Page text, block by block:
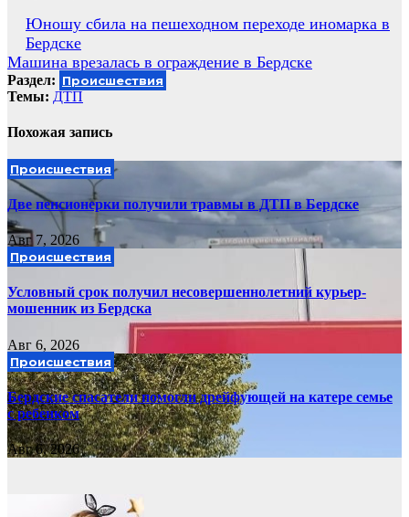
Навигация
по
записям
Юношу сбила на пешеходном переходе иномарка в
Бердске
Машина врезалась в ограждение в Бердске
Раздел: Происшествия
Темы: ДТП
Похожая запись
Происшествия
Две пенсионерки получили травмы в ДТП в Бердске
Авг 7, 2026
Происшествия
Условный срок получил несовершеннолетний курьер-
мошенник из Бердска
Авг 6, 2026
Происшествия
Бердские спасатели помогли дрейфующей на катере семье
с ребенком
Авг 6, 2026